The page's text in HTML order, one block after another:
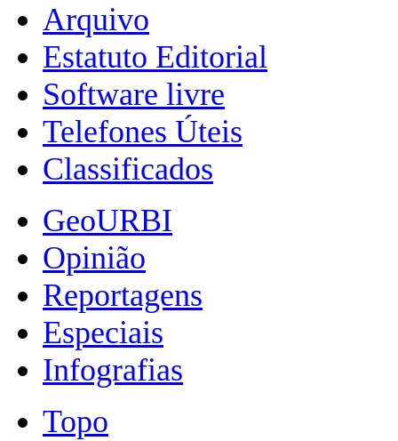
Arquivo
Estatuto Editorial
Software livre
Telefones Úteis
Classificados
GeoURBI
Opinião
Reportagens
Especiais
Infografias
Topo